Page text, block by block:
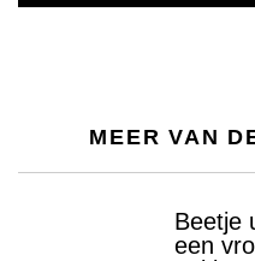
MEER VAN
Beetje
een